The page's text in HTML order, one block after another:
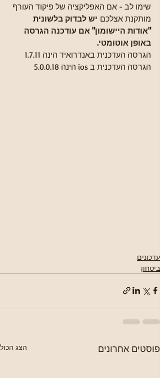
שימו לב - אם האפליקציה של פיקוד העורף
מותקנת אצלכם יש לבדוק בלשונית
"אודות היישומון" אם עודכנה הגרסה
באופן אוטומטי.
הגרסה העדכנית באנדרואיד הינה 1.7.11
הגרסה העדכנית ב ios הינה 5.0.0.18
עדכונים
ביטחון
פוסטים אחרונים הצג הכול